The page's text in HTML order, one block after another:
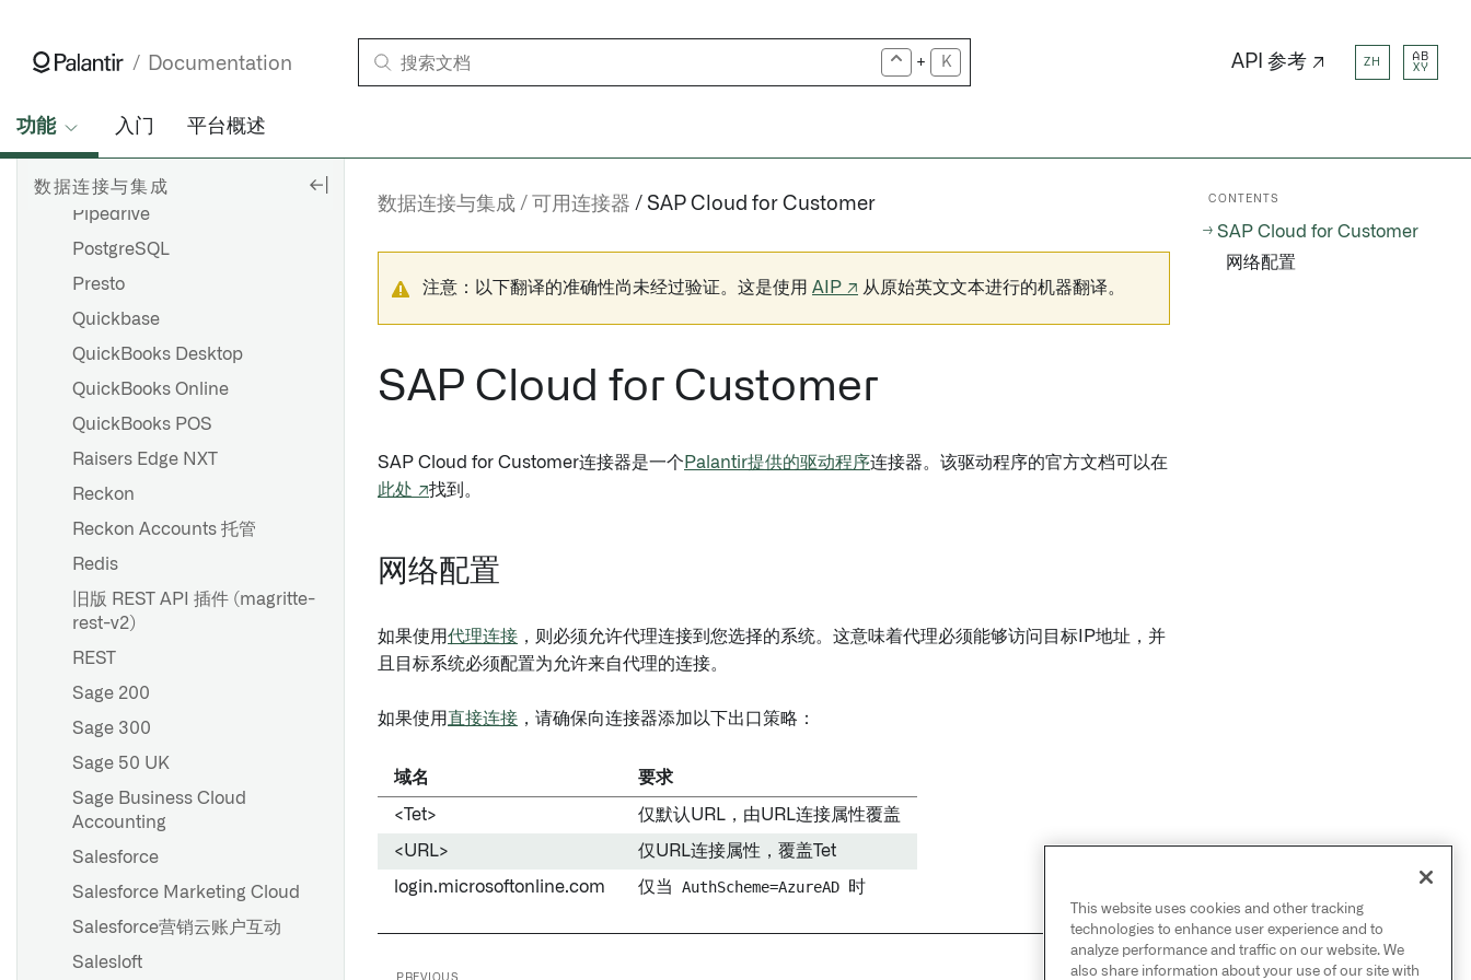
Documentation + K API 参考 ↗ ZH
AB
XY
功能 入门 平台概述
数据连接与集成
外展
Pinterest
Pipedrive
PostgreSQL
Presto
Quickbase
QuickBooks Desktop
QuickBooks Online
QuickBooks POS
Raisers Edge NXT
Reckon
Reckon Accounts 托管
Redis
旧版 REST API 插件 (magritte-
rest-v2)
REST
Sage 200
Sage 300
Sage 50 UK
Sage Business Cloud
Accounting
Salesforce
Salesforce Marketing Cloud
Salesforce营销云账户互动
Salesloft
数据连接与集成 可用连接器 SAP Cloud for Customer
注意：以下翻译的准确性尚未经过验证。这是使用 AIP ↗ 从原始英文文本进行的机器翻译。
SAP Cloud for Customer
SAP Cloud for Customer连接器是一个 Palantir提供的驱动程序连接器。该驱动程序的官方文档可以在
此处 ↗找到。
网络配置
如果使用代理连接 ，则必须允许代理连接到您选择的系统。这意味着代理必须能够访问目标IP地址，并
且目标系统必须配置为允许来自代理的连接。
如果使用 直接连接 ，请确保向连接器添加以下出口策略：
域名 要求
<Tet> 仅默认URL，由URL连接属性覆盖
<URL> 仅URL连接属性，覆盖Tet
login.microsoftonline.com 仅当 AuthScheme=AzureAD 时
PREVIOUS NEXT
CONTENTS
SAP Cloud for Customer
网络配置
This website uses cookies and other tracking
technologies to enhance user experience and to
analyze performance and traffic on our website. We
also share information about your use of our site with